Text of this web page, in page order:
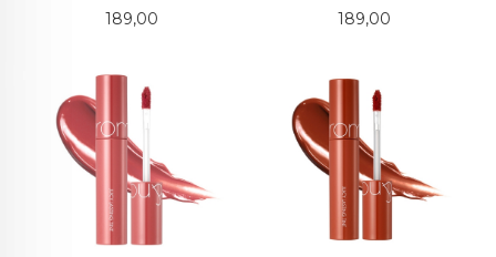
Pris
189,00 Pris
189,00